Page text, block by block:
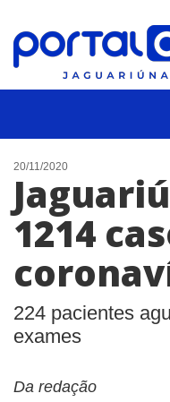
NOTÍCIAS
LISTA DIGITAL
CONTATO
20/11/2020
1214
224 pacientes
exames
Da redação